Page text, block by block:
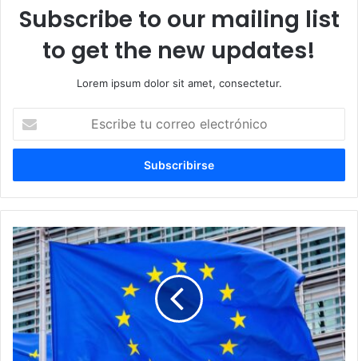
Subscribe to our mailing list
to get the new updates!
Lorem ipsum dolor sit amet, consectetur.
correo
UE
prorroga
1
año
las
sanciones
contra
responsables